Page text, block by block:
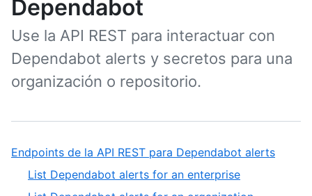
Dependabot
Use la API REST para interactuar con
Dependabot alerts y secretos para una
organización o repositorio.
Endpoints de la API REST para Dependabot alerts
List Dependabot alerts for an enterprise